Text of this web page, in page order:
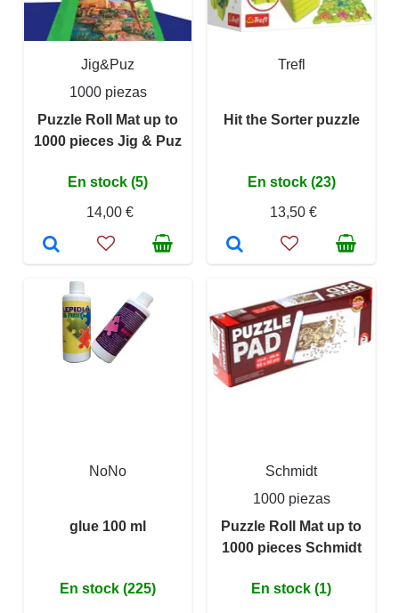
Jig&Puz
1000 piezas
Puzzle Roll Mat up to
1000 pieces Jig & Puz
En stock (5)
14,00 €
Trefl
Hit the Sorter puzzle
En stock (23)
13,50 €
NoNo
glue 100 ml
En stock (225)
Schmidt
1000 piezas
Puzzle Roll Mat up to
1000 pieces Schmidt
En stock (1)